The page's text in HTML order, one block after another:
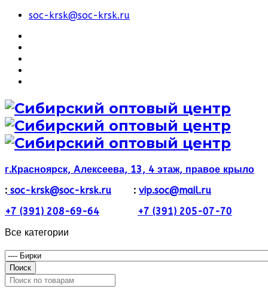
soc-krsk@soc-krsk.ru
г.Красноярск, Алексеева, 13, 4 этаж, правое крыло
: soc-krsk@soc-krsk.ru : vip.soc@mail.ru
+7 (391) 208-69-64
+7 (391) 205-07-70
Все категории
Поиск